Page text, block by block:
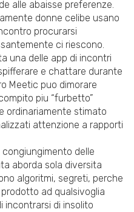
alle abaisse preferenze.
donne celibe usano
procurarsi
ci riescono.
una delle app di incontri
e chattare durante
Meetic puo dimorare
piu “furbetto”
ordinariamente stimato
attenzione a rapporti
delle
aborda sola diversita
algoritmi, segreti, perche
ad qualsivoglia
incontrarsi di insolito